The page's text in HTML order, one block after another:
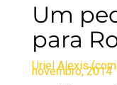
Um
para
Uriel Alexis
novembro, 2014